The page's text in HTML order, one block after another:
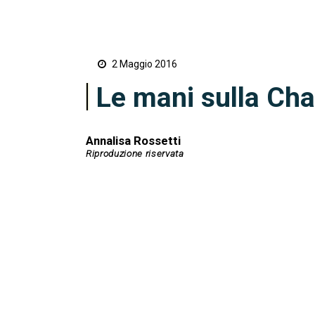
2 Maggio 2016
Le mani sulla
Annalisa Rossetti